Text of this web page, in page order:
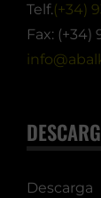
Telf.(+34)
Fax: (+34)